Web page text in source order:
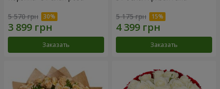
5 570 грн
Заказать
5 175 грн
Заказать